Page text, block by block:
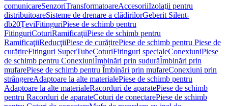
comunicareSenzoriTransformatoareAccesoriiIzolaţii pentru
distribuitoareSisteme de drenare a clădirilorGeberit Silent-
db20ŢeviFitinguriPiese de schimb pentru
FitinguriCoturiRamificaţiiPiese de schimb pentru
RamificaţiiReducţiiPiese de curățirePiese de schimb pentru Piese de
curățireFitinguri SuperTubeCoturiFitinguri specialeConexiuniPiese
de schimb pentru ConexiuniÎmbinări prin sudurăÎmbinări prin
mufarePiese de schimb pentru Îmbinări prin mufareConexiuni prin
strângereAdaptoare la alte materialePiese de schimb pentru
Adaptoare la alte materialeRacorduri de aparatePiese de schimb
pentru Racorduri de aparateCoturi de conectarePiese de schimb